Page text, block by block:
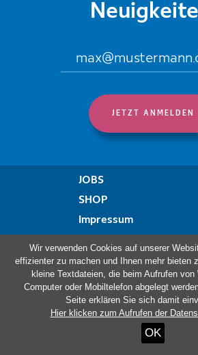
JOBS
SHOP
Impressum
Erklärung zur
Beschwerdeformular
Besuchen Sie
ViDo Ostbelgien
Wir verwenden Cookies auf unserer
effizienter zu machen und Ihnen mehr bieten
kleine Textdateien, die beim Aufrufen
Computer oder Mobiltelefon abgelegt
Seite erklären Sie sich damit
Hier klicken zum Aufrufen der
OK